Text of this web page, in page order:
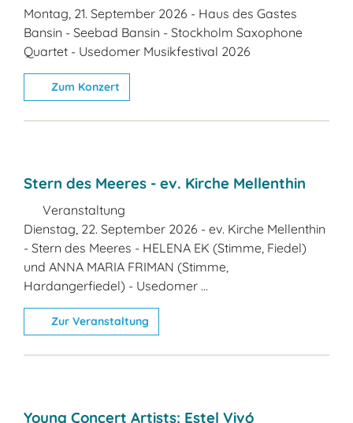
Montag, 21. September 2026 - Haus des Gastes
Bansin - Seebad Bansin - Stockholm Saxophone
Quartet - Usedomer Musikfestival 2026
Zum Konzert
Stern des Meeres - ev. Kirche Mellenthin
Veranstaltung
Dienstag, 22. September 2026 - ev. Kirche Mellenthin
- Stern des Meeres - HELENA EK (Stimme, Fiedel)
und ANNA MARIA FRIMAN (Stimme,
Hardangerfiedel) - Usedomer ...
Zur Veranstaltung
Young Concert Artists: Estel Vivó